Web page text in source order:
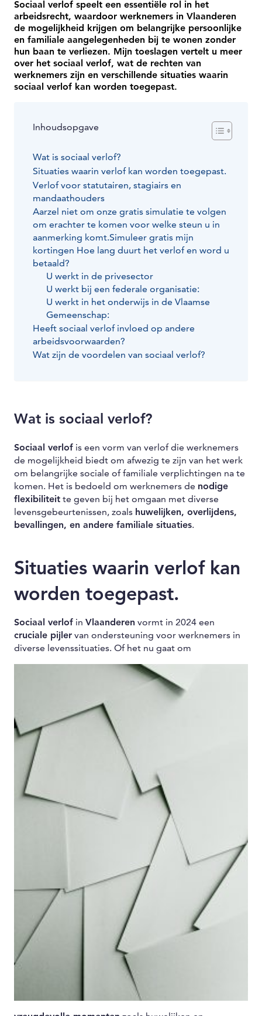
Sociaal verlof speelt een essentiële rol in het
arbeidsrecht, waardoor werknemers in Vlaanderen
de mogelijkheid krijgen om belangrijke persoonlijke
en familiale aangelegenheden bij te wonen zonder
hun baan te verliezen. Mijn toeslagen vertelt u meer
over het sociaal verlof, wat de rechten van
werknemers zijn en verschillende situaties waarin
sociaal verlof kan worden toegepast.
Inhoudsopgave
Wat is sociaal verlof?
Situaties waarin verlof kan worden toegepast.
Verlof voor statutairen, stagiairs en
mandaathouders
Aarzel niet om onze gratis simulatie te volgen
om erachter te komen voor welke steun u in
aanmerking komt.Simuleer gratis mijn
kortingen Hoe lang duurt het verlof en word u
betaald?
U werkt in de privesector
U werkt bij een federale organisatie:
U werkt in het onderwijs in de Vlaamse
Gemeenschap:
Heeft sociaal verlof invloed op andere
arbeidsvoorwaarden?
Wat zijn de voordelen van sociaal verlof?
Wat is sociaal verlof?
Sociaal verlof is een vorm van verlof die werknemers
de mogelijkheid biedt om afwezig te zijn van het werk
om belangrijke sociale of familiale verplichtingen na te
komen. Het is bedoeld om werknemers de nodige
flexibiliteit te geven bij het omgaan met diverse
levensgebeurtenissen, zoals huwelijken, overlijdens,
bevallingen, en andere familiale situaties.
Situaties waarin verlof kan
worden toegepast.
Sociaal verlof in Vlaanderen vormt in 2024 een
cruciale pijler van ondersteuning voor werknemers in
diverse levenssituaties. Of het nu gaat om